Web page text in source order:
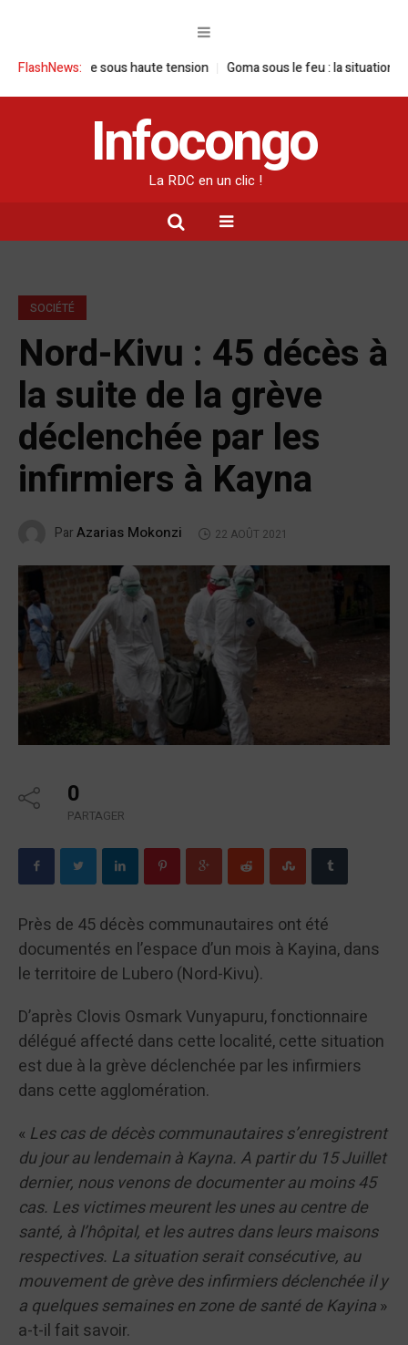
FlashNews:
visite sous haute tension Goma sous le feu : la situation
Infocongo
La RDC en un clic !
SOCIÉTÉ
Nord-Kivu : 45 décès à
la suite de la grève
déclenchée par les
infirmiers à Kayna
ParAzarias Mokonzi 22 AOÛT 2021
0
PARTAGER
Près de 45 décès communautaires ont été
documentés en l’espace d’un mois à Kayina, dans
le territoire de Lubero (Nord-Kivu).
D’après Clovis Osmark Vunyapuru, fonctionnaire
délégué affecté dans cette localité, cette situation
est due à la grève déclenchée par les infirmiers
dans cette agglomération.
« Les cas de décès communautaires s’enregistrent
du jour au lendemain à Kayna. A partir du 15 Juillet
dernier, nous venons de documenter au moins 45
cas. Les victimes meurent les unes au centre de
santé, à l’hôpital, et les autres dans leurs maisons
respectives. La situation serait consécutive, au
mouvement de grève des infirmiers déclenchée il y
a quelques semaines en zone de santé de Kayina»
a-t-il fait savoir.